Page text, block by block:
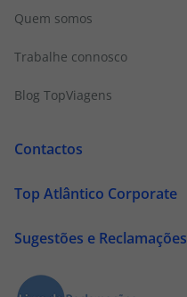
Quem somos
Trabalhe connosco
Blog TopViagens
Contactos
Top Atlântico Corporate
Sugestões e Reclamações